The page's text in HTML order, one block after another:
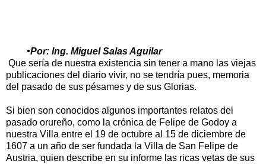
•Por: Ing. Miguel Salas Aguilar
Que sería de nuestra existencia sin tener a mano las viejas
publicaciones del diario vivir, no se tendría pues, memoria
del pasado de sus pésames y de sus Glorias.
Si bien son conocidos algunos importantes relatos del
pasado orureño, como la crónica de Felipe de Godoy a
nuestra Villa entre el 19 de octubre al 15 de diciembre de
1607 a un año de ser fundada la Villa de San Felipe de
Austria, quien describe en su informe las ricas vetas de sus